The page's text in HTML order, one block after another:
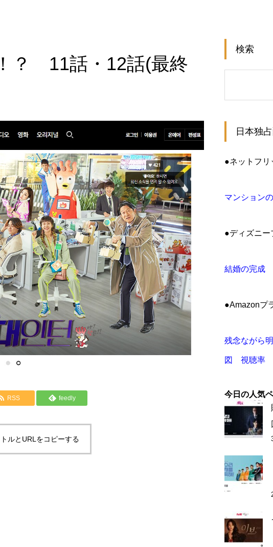
？ 11話・12話(最終
RSS feedly
ルとURLをコピーする
検索
日本独
●ネットフ
マンション
●ディズニ
結婚の完成
●Amazonプ
残念ながら
図 視聴率
今日の人気